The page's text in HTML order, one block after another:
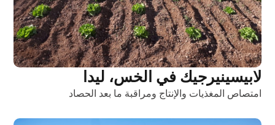
لابيسينيرجيك في الخس، ليدا
امتصاص المغذيات والإنتاج ومراقبة ما بعد الحصاد